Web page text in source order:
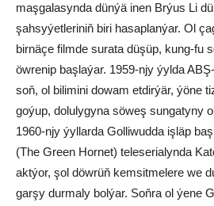
maşgalasynda dünýä inen Brýus Li
şahsyýetleriniň biri hasaplanýar. Ol
birnäçe filmde surata düşüp, kung-fu
öwrenip başlaýar. 1959-njy ýylda
soň, ol bilimini dowam etdirýär, ýöne
goýup, dolulygyna söweş sungatyny
1960-njy ýyllarda Golliwudda işläp
(The Green Hornet) teleserialynda
aktýor, şol döwrüň kemsitmelere we
garşy durmaly bolýar. Soňra ol ýene